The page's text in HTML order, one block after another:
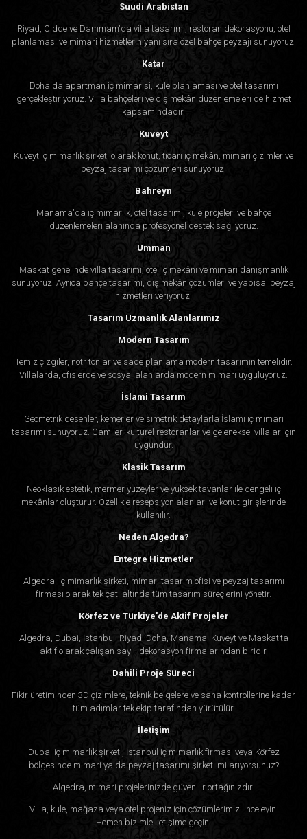
Suudi Arabistan
Riyad, Cidde ve Dammam'da villa tasarımı, restoran dekorasyonu, otel
planlaması ve mimari hizmetlerin yanı sıra özel bahçe peyzajı sunuyoruz.
Katar
Doha'da apartman iç mimarisi, kule planlaması ve otel tasarımı
gerçekleştiriyoruz. Villa bahçeleri ve dış mekân düzenlemeleri de hizmet
kapsamındadır.
Kuveyt
Kuveyt iç mimarlık şirketi olarak konut, ticari iç mekân, mimari çizimler ve
peyzaj tasarımı çözümleri sunuyoruz.
Bahreyn
Manama'da iç mimarlık, otel tasarımı, kule projeleri ve bahçe
düzenlemeleri alanında profesyonel destek sağlıyoruz.
Umman
Maskat genelinde villa tasarımı, otel iç mekânı ve mimari danışmanlık
sunuyoruz. Ayrıca bahçe tasarımı, dış mekân çözümleri ve yapısal peyzaj
hizmetleri veriyoruz.
Tasarım Uzmanlık Alanlarımız
Modern Tasarım
Temiz çizgiler, nötr tonlar ve sade planlama modern tasarımın temelidir.
Villalarda, ofislerde ve sosyal alanlarda modern mimari uyguluyoruz.
İslami Tasarım
Geometrik desenler, kemerler ve simetrik detaylarla İslami iç mimari
tasarımı sunuyoruz. Camiler, kültürel restoranlar ve geleneksel villalar için
uygundur.
Klasik Tasarım
Neoklasik estetik, mermer yüzeyler ve yüksek tavanlar ile dengeli iç
mekânlar oluşturur. Özellikle resepsiyon alanları ve konut girişlerinde
kullanılır.
Neden Algedra?
Entegre Hizmetler
Algedra, iç mimarlık şirketi, mimari tasarım ofisi ve peyzaj tasarımı
firması olarak tek çatı altında tüm tasarım süreçlerini yönetir.
Körfez ve Türkiye'de Aktif Projeler
Algedra, Dubai, İstanbul, Riyad, Doha, Manama, Kuveyt ve Maskat’ta
aktif olarak çalışan sayılı dekorasyon firmalarından biridir.
Dahili Proje Süreci
Fikir üretiminden 3D çizimlere, teknik belgelere ve saha kontrollerine kadar
tüm adımlar tek ekip tarafından yürütülür.
İletişim
Dubai iç mimarlık şirketi, İstanbul iç mimarlık firması veya Körfez
bölgesinde mimari ya da peyzaj tasarımı şirketi mi arıyorsunuz?
Algedra, mimari projelerinizde güvenilir ortağınızdır.
Villa, kule, mağaza veya otel projeniz için çözümlerimizi inceleyin.
Hemen bizimle iletişime geçin.